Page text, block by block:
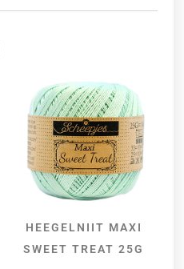
VALI
HEEGELNIIT MAXI
SWEET TREAT 25G